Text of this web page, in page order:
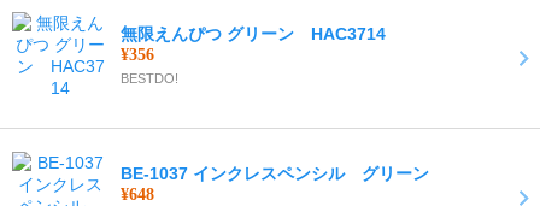
無限えんぴつ グリーン HAC3714
¥356
BESTDO!
BE-1037 インクレスペンシル グリーン
¥648